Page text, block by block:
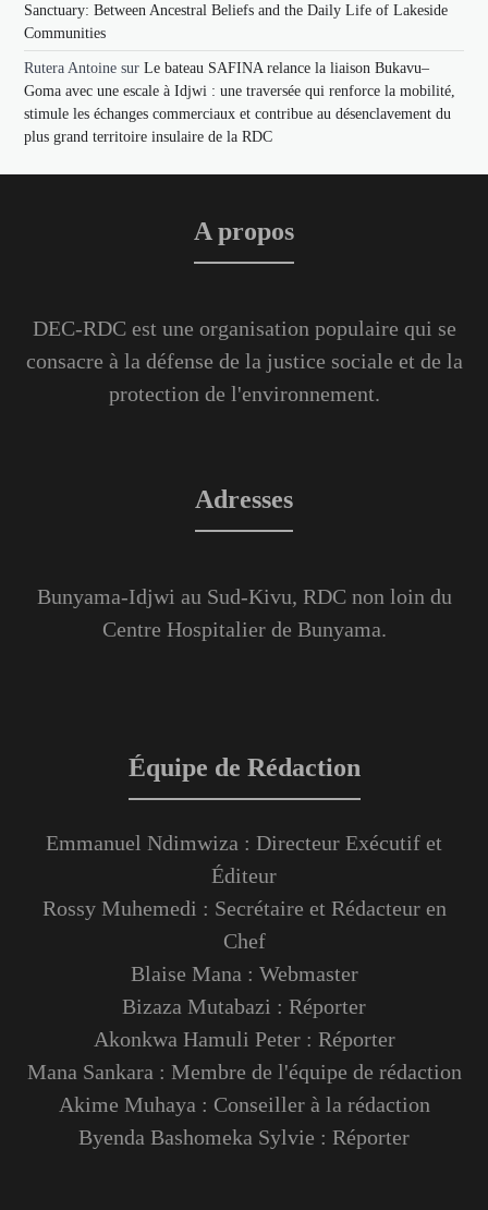
Sanctuary: Between Ancestral Beliefs and the Daily Life of Lakeside
Communities
Rutera Antoine surLe bateau SAFINA relance la liaison Bukavu–
Goma avec une escale à Idjwi : une traversée qui renforce la mobilité,
stimule les échanges commerciaux et contribue au désenclavement du
plus grand territoire insulaire de la RDC
A propos
DEC-RDC est une organisation populaire qui se
consacre à la défense de la justice sociale et de la
protection de l'environnement.
Adresses
Bunyama-Idjwi au Sud-Kivu, RDC non loin du
Centre Hospitalier de Bunyama.
Équipe de Rédaction
Emmanuel Ndimwiza : Directeur Exécutif et
Éditeur
Rossy Muhemedi : Secrétaire et Rédacteur en
Chef
Blaise Mana : Webmaster
Bizaza Mutabazi : Réporter
Akonkwa Hamuli Peter : Réporter
Mana Sankara : Membre de l'équipe de rédaction
Akime Muhaya : Conseiller à la rédaction
Byenda Bashomeka Sylvie : Réporter